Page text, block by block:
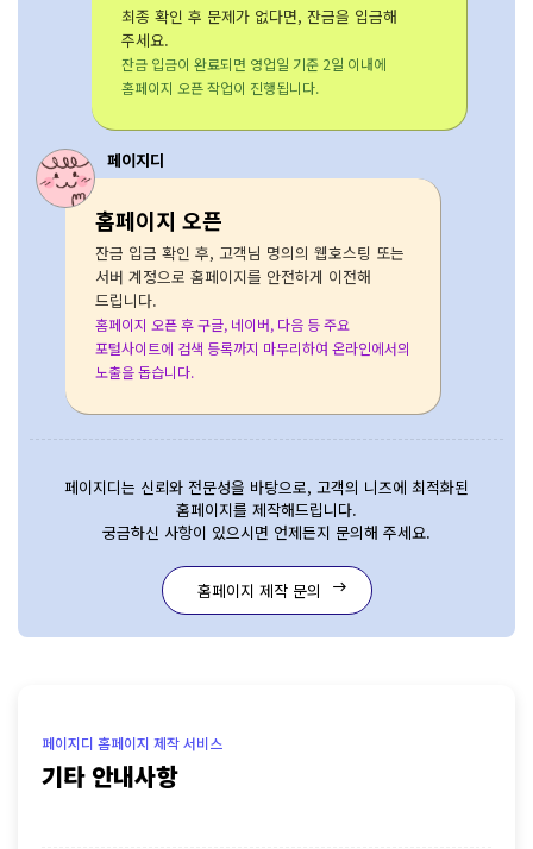
최종 확인 후 문제가 없다면, 잔금을 입금해
주세요.
잔금 입금이 완료되면 영업일 기준 2일 이내에
홈페이지 오픈 작업이 진행됩니다.
페이지디
홈페이지 오픈
잔금 입금 확인 후, 고객님 명의의 웹호스팅 또는
서버 계정으로 홈페이지를 안전하게 이전해
드립니다.
홈페이지 오픈 후 구글, 네이버, 다음 등 주요
포털사이트에 검색 등록까지 마무리하여 온라인에서의
노출을 돕습니다.
페이지디는 신뢰와 전문성을 바탕으로, 고객의 니즈에 최적화된
홈페이지를 제작해드립니다.
궁금하신 사항이 있으시면 언제든지 문의해 주세요.
홈페이지 제작 문의 east
기타 안내사항